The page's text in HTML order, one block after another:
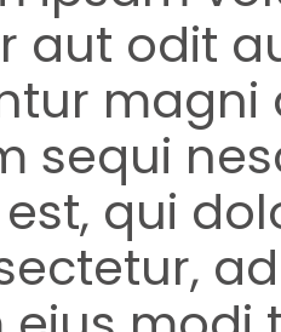
aut odit
magni
sequi
qui